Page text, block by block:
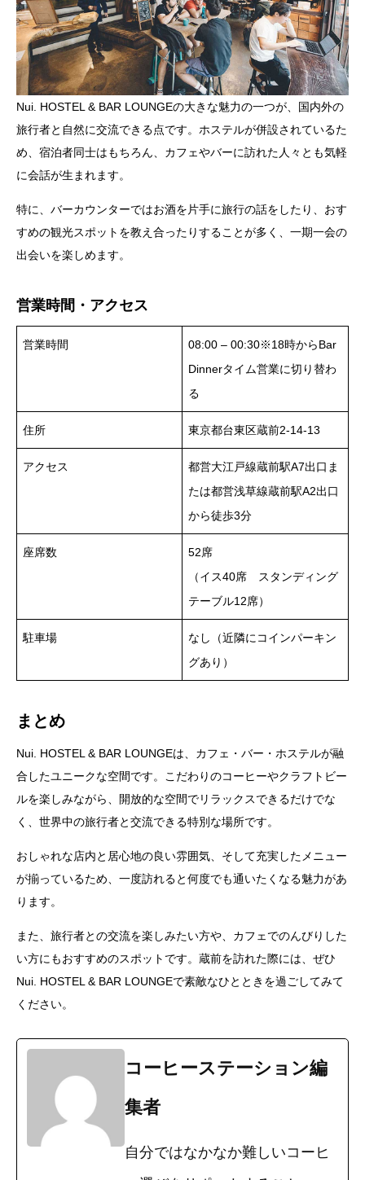
Nui. HOSTEL & BAR LOUNGEの大きな魅力の一つが、国内外の
旅行者と自然に交流できる点です。ホステルが併設されているた
め、宿泊者同士はもちろん、カフェやバーに訪れた人々とも気軽
に会話が生まれます。
特に、バーカウンターではお酒を片手に旅行の話をしたり、おす
すめの観光スポットを教え合ったりすることが多く、一期一会の
出会いを楽しめます。
営業時間・アクセス
営業時間
08:00 – 00:30※18時からBar
Dinnerタイム営業に切り替わ
る
住所 東京都台東区蔵前2-14-13
アクセス
都営大江戸線蔵前駅A7出口ま
たは都営浅草線蔵前駅A2出口
から徒歩3分
座席数
52席
（イス40席 スタンディング
テーブル12席）
駐車場
なし（近隣にコインパーキン
グあり）
まとめ
Nui. HOSTEL & BAR LOUNGEは、カフェ・バー・ホステルが融
合したユニークな空間です。こだわりのコーヒーやクラフトビー
ルを楽しみながら、開放的な空間でリラックスできるだけでな
く、世界中の旅行者と交流できる特別な場所です。
おしゃれな店内と居心地の良い雰囲気、そして充実したメニュー
が揃っているため、一度訪れると何度でも通いたくなる魅力があ
ります。
また、旅行者との交流を楽しみたい方や、カフェでのんびりした
い方にもおすすめのスポットです。蔵前を訪れた際には、ぜひ
Nui. HOSTEL & BAR LOUNGEで素敵なひとときを過ごしてみて
ください。
コーヒーステーション編
集者
自分ではなかなか難しいコーヒ